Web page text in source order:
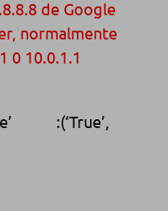
de Google
normalmente
0 10.0.1.1
:(‘True’,